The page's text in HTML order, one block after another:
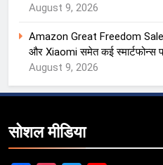
August 9, 2026
Amazon Great Freedom
और Xiaomi समेत कई स्मार्टफोन्स
August 9, 2026
सोशल मीडिया